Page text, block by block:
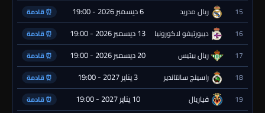
15 ريال مدريد 6 ديسمبر 2026 - 19:00 ⏰ قادمة
16 ديبورتيفو لاكورونيا 13 ديسمبر 2026 - 19:00 ⏰ قادمة
17 ريال بيتيس 20 ديسمبر 2026 - 19:00 ⏰ قادمة
18 راسينج سانتاندير 3 يناير 2027 - 19:00 ⏰ قادمة
19 فياريال 10 يناير 2027 - 19:00 ⏰ قادمة